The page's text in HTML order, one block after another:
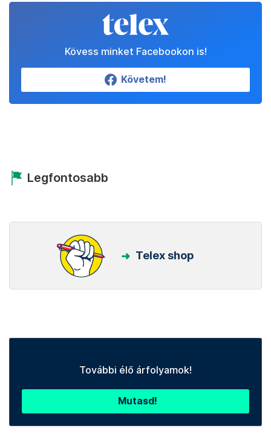
Kövess minket Facebookon is!
Követem!
Legfontosabb
Telex shop
További élő árfolyamok!
Mutasd!